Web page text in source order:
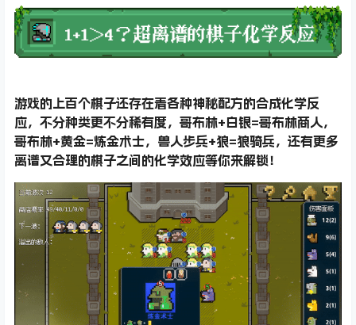
游戏的上百个棋子还存在着各种神秘配方的合成化学反
应，不分种类更不分稀有度，哥布林+白银=哥布林商人，
哥布林+黄金=炼金术士，兽人步兵+狼=狼骑兵，还有更多
离谱又合理的棋子之间的化学效应等你来解锁！